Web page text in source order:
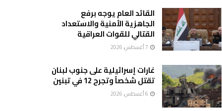
القائد العام يوجه برفع
الجاهزية الأمنية والاستعداد
القتالي للقوات العراقية
غارات إسرائيلية على جنوب لبنان
تقتل شخصاً وتجرح 12 في تبنين